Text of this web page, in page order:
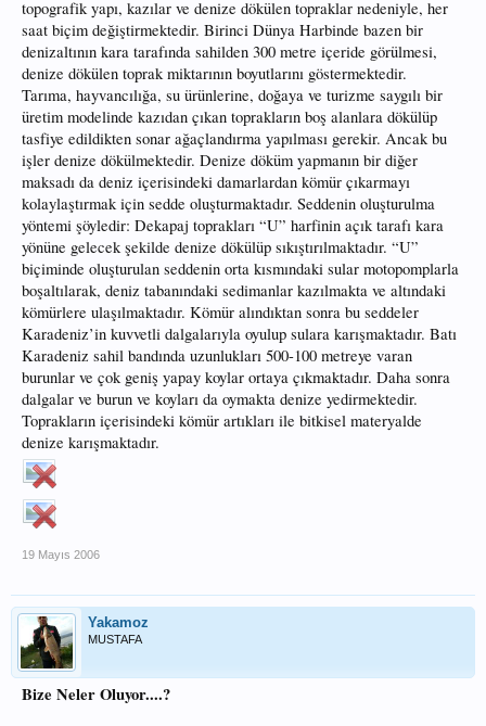
topografik yapı, kazılar ve denize dökülen topraklar nedeniyle, her
saat biçim değiştirmektedir. Birinci Dünya Harbinde bazen bir
denizaltının kara tarafında sahilden 300 metre içeride görülmesi,
denize dökülen toprak miktarının boyutlarını göstermektedir.
Tarıma, hayvancılığa, su ürünlerine, doğaya ve turizme saygılı bir
üretim modelinde kazıdan çıkan toprakların boş alanlara dökülüp
tasfiye edildikten sonar ağaçlandırma yapılması gerekir. Ancak bu
işler denize dökülmektedir. Denize döküm yapmanın bir diğer
maksadı da deniz içerisindeki damarlardan kömür çıkarmayı
kolaylaştırmak için sedde oluşturmaktadır. Seddenin oluşturulma
yöntemi şöyledir: Dekapaj toprakları “U” harfinin açık tarafı kara
yönüne gelecek şekilde denize dökülüp sıkıştırılmaktadır. “U”
biçiminde oluşturulan seddenin orta kısmındaki sular motopomplarla
boşaltılarak, deniz tabanındaki sedimanlar kazılmakta ve altındaki
kömürlere ulaşılmaktadır. Kömür alındıktan sonra bu seddeler
Karadeniz’in kuvvetli dalgalarıyla oyulup sulara karışmaktadır. Batı
Karadeniz sahil bandında uzunlukları 500-100 metreye varan
burunlar ve çok geniş yapay koylar ortaya çıkmaktadır. Daha sonra
dalgalar ve burun ve koyları da oymakta denize yedirmektedir.
Toprakların içerisindeki kömür artıkları ile bitkisel materyalde
denize karışmaktadır.
19 Mayıs 2006
Yakamoz
MUSTAFA
Bize Neler Oluyor....?